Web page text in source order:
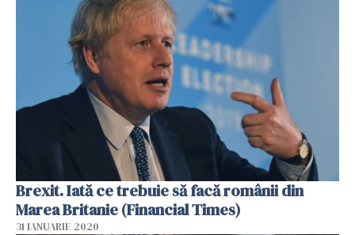
Brexit. Iată ce trebuie să facă românii din
Marea Britanie (Financial Times)
31 IANUARIE 2020